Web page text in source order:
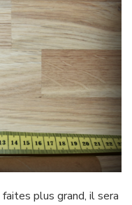
plus grand, il sera